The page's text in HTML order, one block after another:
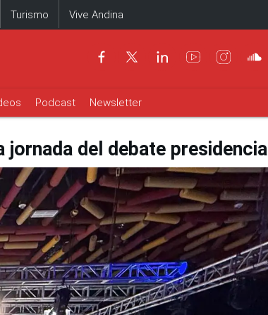
Turismo Vive Andina
Podcast Newsletter
del debate presidencial